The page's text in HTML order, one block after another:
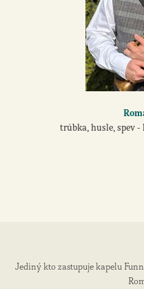
trúbka, husle, spev
Jediný kto zastupuje kapelu